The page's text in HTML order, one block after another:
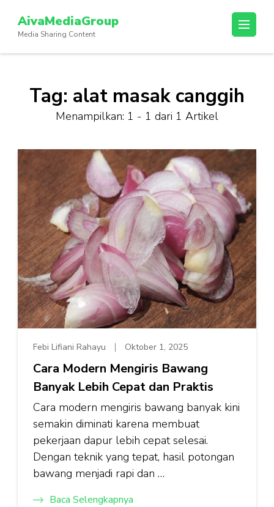
konten
(Tekan
AivaMediaGroup
Media Sharing Content
Tag: alat masak canggih
Menampilkan: 1 - 1 dari 1 Artikel
Febi Lifiani Rahayu Oktober 1, 2025
Cara Modern Mengiris Bawang
Banyak Lebih Cepat dan Praktis
Cara modern mengiris bawang banyak kini
semakin diminati karena membuat
pekerjaan dapur lebih cepat selesai.
Dengan teknik yang tepat, hasil potongan
bawang menjadi rapi dan …
Baca Selengkapnya